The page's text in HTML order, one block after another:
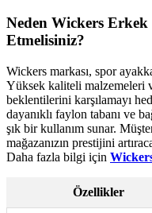
Neden Wickers
Etmelisiniz?
Wickers markası, spor
Yüksek kaliteli malzemeleri
beklentilerini karşılamayı
dayanıklı faylon tabanı ve
şık bir kullanım sunar.
mağazanızın prestijini
Daha fazla bilgi için
Özellikler